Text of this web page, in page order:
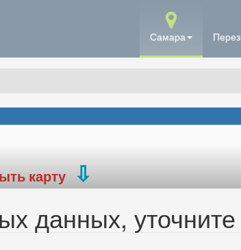
Самара
карту
данных,